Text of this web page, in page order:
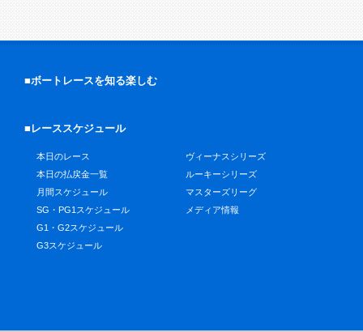
■ボートレースを知る楽しむ
■レーススケジュール
本日のレース
本日の払戻金一覧
月間スケジュール
SG・PG1スケジュール
G1・G2スケジュール
G3スケジュール
ヴィーナスシリーズ
ルーキーシリーズ
マスターズリーグ
メディア情報